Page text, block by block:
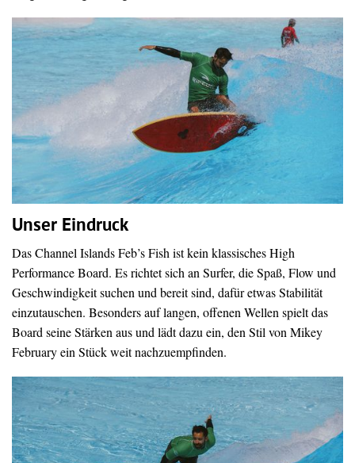
Unser Eindruck
Das Channel Islands Feb’s Fish ist kein klassisches High
Performance Board. Es richtet sich an Surfer, die Spaß, Flow und
Geschwindigkeit suchen und bereit sind, dafür etwas Stabilität
einzutauschen. Besonders auf langen, offenen Wellen spielt das
Board seine Stärken aus und lädt dazu ein, den Stil von Mikey
February ein Stück weit nachzuempfinden.